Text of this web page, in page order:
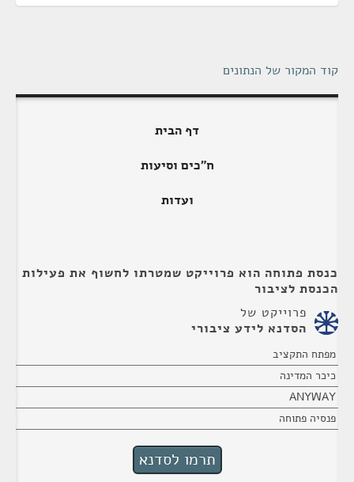
קוד המקור של הנתונים
דף הבית
ח"כים וסיעות
ועדות
כנסת פתוחה הוא פרוייקט שמטרתו לחשוף את פעילות
הכנסת לציבור
פרוייקט של
הסדנא לידע ציבורי
מפתח התקציב
כיכר המדינה
ANYWAY
פנסיה פתוחה